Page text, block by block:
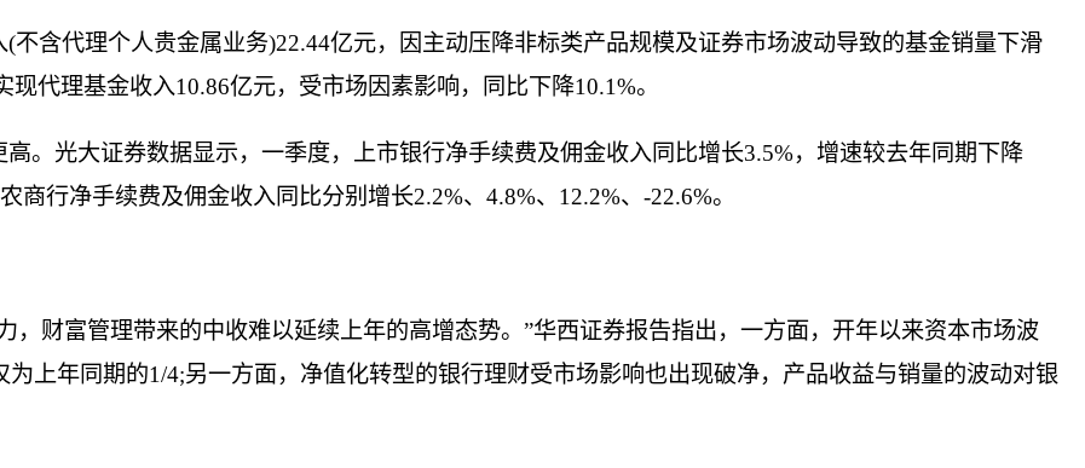
不含代理个人贵金属业务)22.44亿元，因主动压降非标类产品规模及证券市场波动导致的基金销量下滑
代理基金收入10.86亿元，受市场因素影响，同比下降10.1%。
。光大证券数据显示，一季度，上市银行净手续费及佣金收入同比增长3.5%，增速较去年同期下降
行净手续费及佣金收入同比分别增长2.2%、4.8%、12.2%、-22.6%。
，财富管理带来的中收难以延续上年的高增态势。”华西证券报告指出，一方面，开年以来资本市场波
上年同期的1/4;另一方面，净值化转型的银行理财受市场影响也出现破净，产品收益与销量的波动对银